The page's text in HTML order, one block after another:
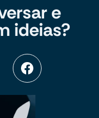
e
ideias?